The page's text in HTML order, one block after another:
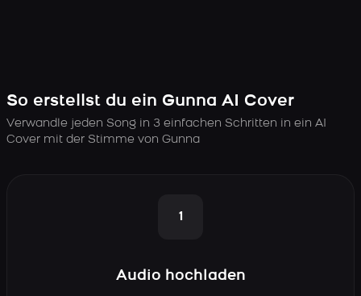
So erstellst du ein Gunna AI Cover
Verwandle jeden Song in 3 einfachen Schritten in ein AI
Cover mit der Stimme von Gunna
1
Audio hochladen